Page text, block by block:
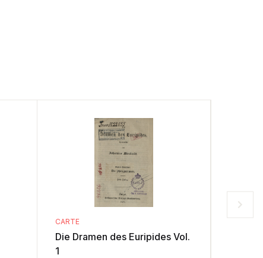
CARTE
Die Dramen des Euripides Vol.
1